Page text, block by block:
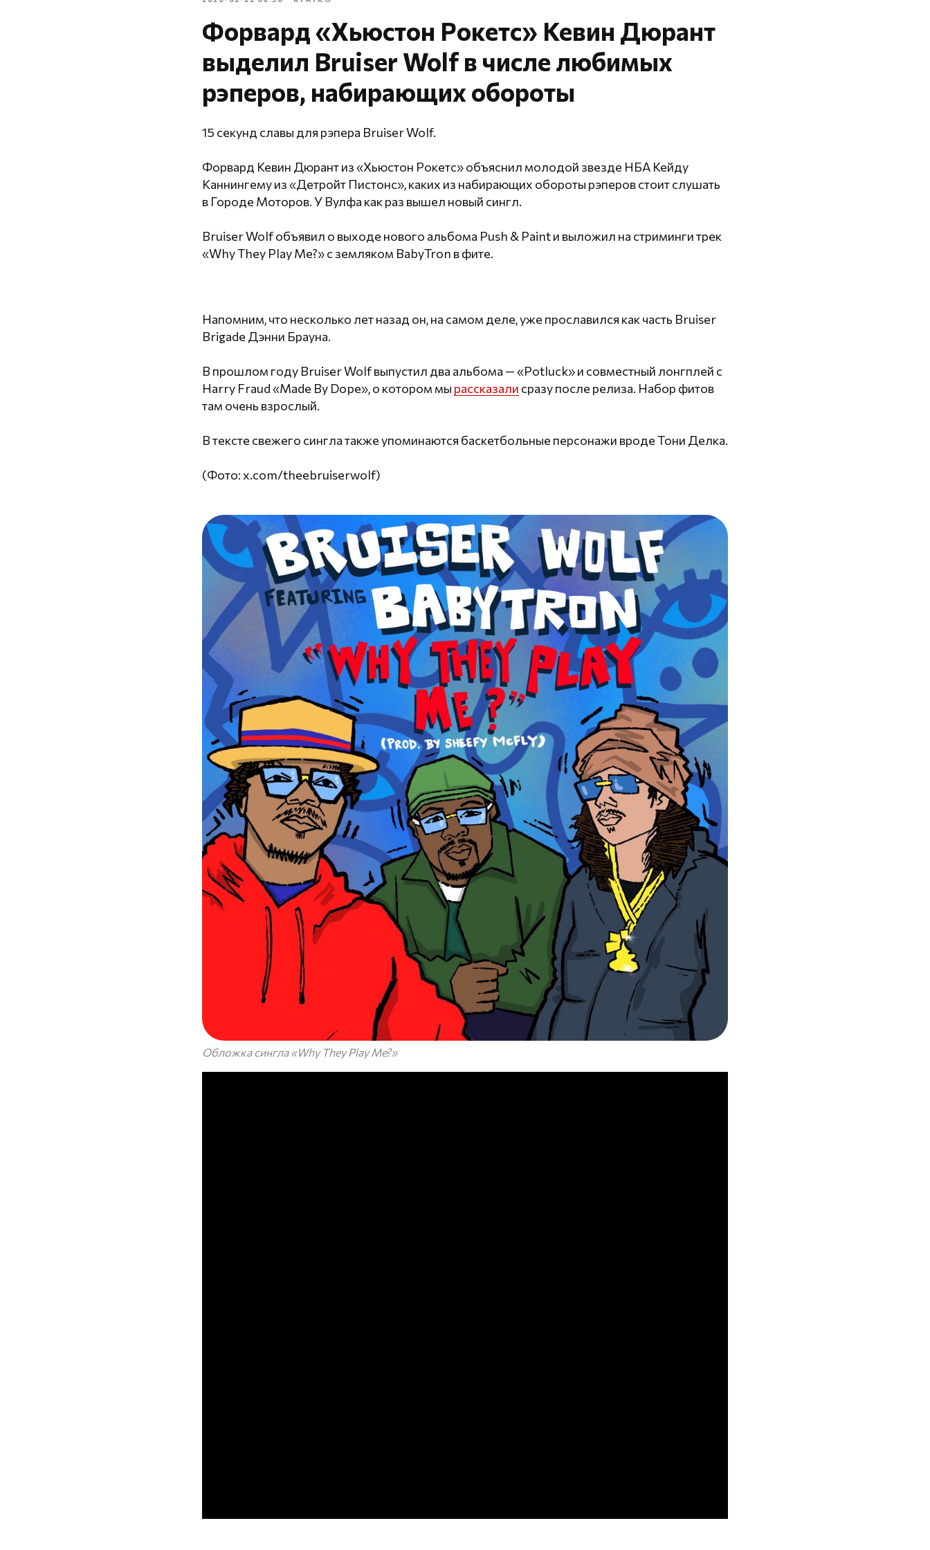
Форвард «Хьюстон Рокетс» Кевин Дюрант
выделил Bruiser Wolf в числе любимых
рэперов, набирающих обороты
15 секунд славы для рэпера Bruiser Wolf.
Форвард Кевин Дюрант из «Хьюстон Рокетс» объяснил молодой звезде НБА Кейду
Каннингему из «Детройт Пистонс», каких из набирающих обороты рэперов стоит слушать
в Городе Моторов. У Вулфа как раз вышел новый сингл.
Bruiser Wolf объявил о выходе нового альбома Push & Paint и выложил на стриминги трек
«Why They Play Me?» с земляком BabyTron в фите.
Напомним, что несколько лет назад он, на самом деле, уже прославился как часть Bruiser
Brigade Дэнни Брауна.
В прошлом году Bruiser Wolf выпустил два альбома — «Potluck» и совместный лонгплей с
Harry Fraud «Made By Dope», о котором мы рассказали сразу после релиза. Набор фитов
там очень взрослый.
В тексте свежего сингла также упоминаются баскетбольные персонажи вроде Тони Делка.
(Фото: x.com/theebruiserwolf)
Обложка сингла «Why They Play Me?»